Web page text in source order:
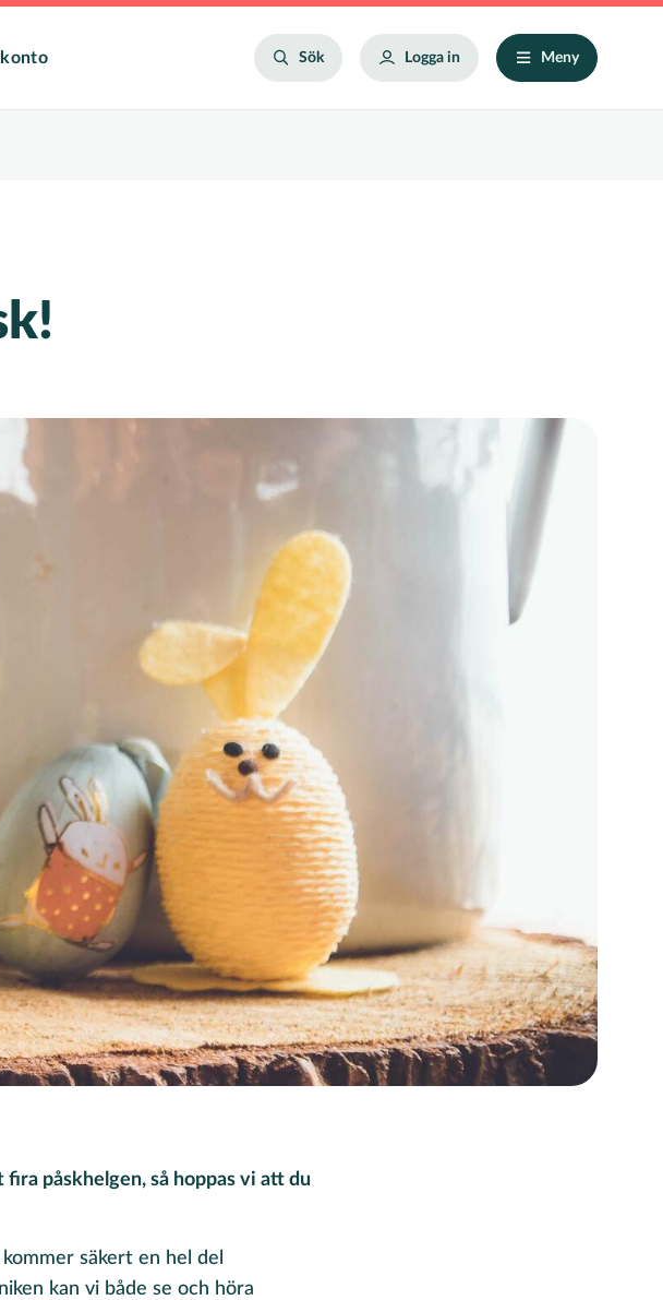
Search
Sök
Logga in Meny
påskhelgen, så hoppas vi att du
säkert en hel del
kan vi både se och höra